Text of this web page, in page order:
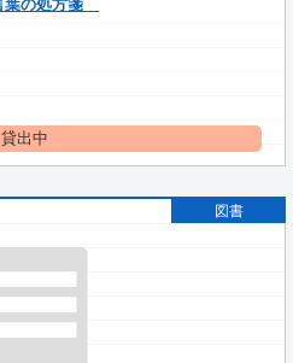
葉の処方箋
貸出中
図書